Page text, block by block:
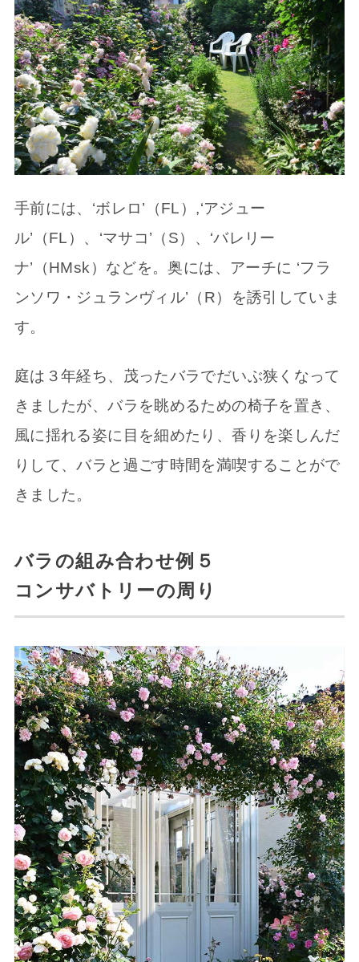
手前には、‘ボレロ’（FL）,‘アジュー
ル’（FL）、‘マサコ’（S）、‘バレリー
ナ’（HMsk）などを。奥には、アーチに ‘フラ
ンソワ・ジュランヴィル’（R）を誘引していま
す。
庭は３年経ち、茂ったバラでだいぶ狭くなって
きましたが、バラを眺めるための椅子を置き、
風に揺れる姿に目を細めたり、香りを楽しんだ
りして、バラと過ごす時間を満喫することがで
きました。
バラの組み合わせ例５
コンサバトリーの周り